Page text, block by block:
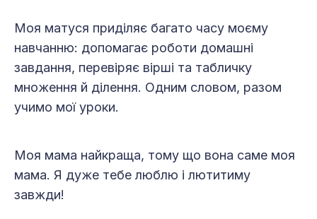
Моя матуся приділяє багато часу моєму
навчанню: допомагає роботи домашні
завдання, перевіряє вірші та табличку
множення й ділення. Одним словом, разом
учимо мої уроки.
Моя мама найкраща, тому що вона саме моя
мама. Я дуже тебе люблю і лютитиму
завжди!